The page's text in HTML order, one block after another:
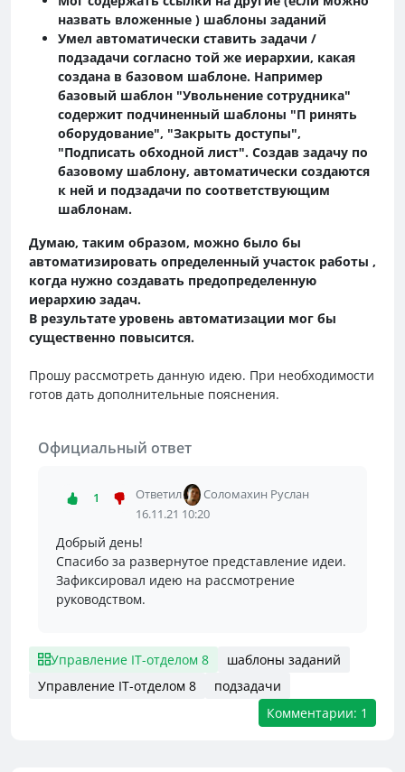
назвать вложенные ) шаблоны заданий
Умел автоматически ставить задачи /
подзадачи согласно той же иерархии, какая
создана в базовом шаблоне. Например
базовый шаблон "Увольнение сотрудника"
содержит подчиненный шаблоны "П ринять
оборудование", "Закрыть доступы",
"Подписать обходной лист". Создав задачу по
базовому шаблону, автоматически создаются
к ней и подзадачи по соответствующим
шаблонам.
Думаю, таким образом, можно было бы
автоматизировать определенный участок работы ,
когда нужно создавать предопределенную
иерархию задач.
В результате уровень автоматизации мог бы
существенно повысится.
Прошу рассмотреть данную идею. При необходимости
готов дать дополнительные пояснения.
Официальный ответ
1 Ответил
Соломахин Руслан
16.11.21 10:20
Добрый день!
Спасибо за развернутое представление идеи.
Зафиксировал идею на рассмотрение
руководством.
Управление IT-отделом 8
шаблоны заданий
Управление IT-отделом 8
подзадачи
Комментарии: 1